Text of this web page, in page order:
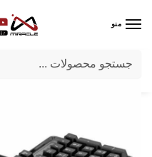
منو
میراکل/کامپیوتر/گیمینگ